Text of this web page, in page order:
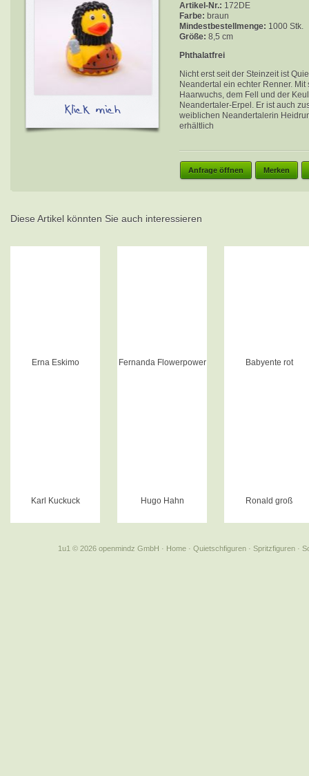
Klick mich
Artikel-Nr.: 172DE
Farbe: braun
Mindestbestellmenge: 1000 Stk.
Größe: 8,5 cm
Phthalatfrei
Nicht erst seit der Steinzeit ist
Neandertal ein echter Renner.
Haarwuchs, dem Fell und der
Neandertaler-Erpel. Er ist auch
weiblichen Neandertalerin
erhältlich
Anfrage öffnen Merken
Diese Artikel könnten Sie auch interessieren
Erna Eskimo Fernanda Flowerpower Babyente rot
Karl Kuckuck Hugo Hahn Ronald groß
1u1 © 2026 openmindz GmbH · Home · Quietschfiguren · Spritzfiguren ·